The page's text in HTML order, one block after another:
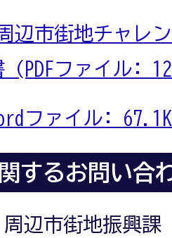
辺市街地チャレ
(PDFファイル:
ファイル:
するお問い合
辺市街地振興課